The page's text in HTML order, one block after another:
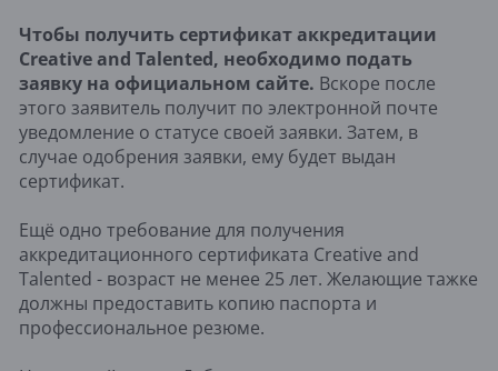
Чтобы получить сертификат аккредитации
Creative and Talented, необходимо подать
заявку на официальном сайте. Вскоре после
этого заявитель получит по электронной почте
уведомление о статусе своей заявки. Затем, в
случае одобрения заявки, ему будет выдан
сертификат.
Ещё одно требование для получения
аккредитационного сертификата Creative and
Talented - возраст не менее 25 лет. Желающие тажке
должны предоставить копию паспорта и
профессиональное резюме.